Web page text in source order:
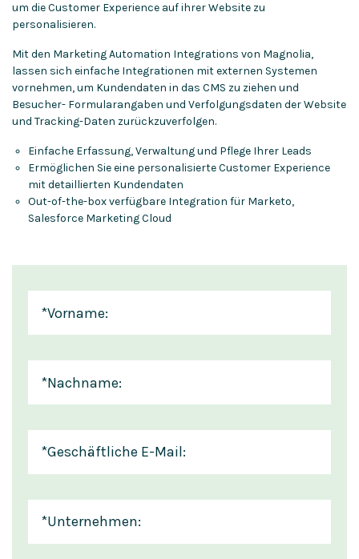
um die Customer Experience auf ihrer Website zu
personalisieren.
Mit den Marketing Automation Integrations von Magnolia,
lassen sich einfache Integrationen mit externen Systemen
vornehmen, um Kundendaten in das CMS zu ziehen und
Besucher- Formularangaben und Verfolgungsdaten der Website
und Tracking-Daten zurückzuverfolgen.
Einfache Erfassung, Verwaltung und Pflege Ihrer Leads
Ermöglichen Sie eine personalisierte Customer Experience
mit detaillierten Kundendaten
Out-of-the-box verfügbare Integration für Marketo,
Salesforce Marketing Cloud
*Vorname:
*Nachname:
*Geschäftliche E-Mail:
*Unternehmen: